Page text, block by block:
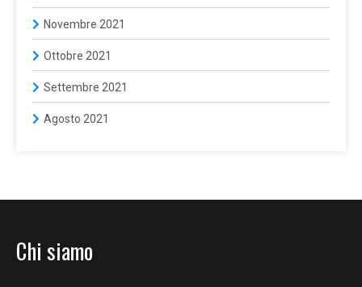
Novembre 2021
Ottobre 2021
Settembre 2021
Agosto 2021
Chi siamo